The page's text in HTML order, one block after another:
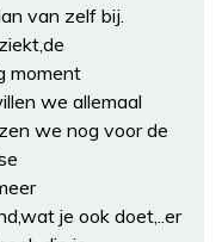
van zelf bij.
moment
we allemaal
we nog voor de
je ook doet,..er